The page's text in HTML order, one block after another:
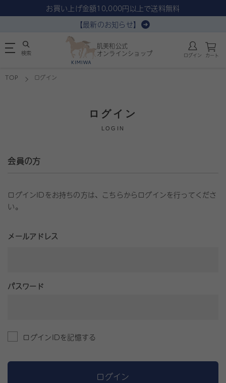
お買い上げ金額10,000円以上で送料無料
【最新のお知らせ】
肌美和公式
オンラインショップ
検索 ログイン カート
TOP ログイン
ログイン
LOGIN
会員の方
ログインIDをお持ちの方は、こちらからログインを行ってくださ
い。
メールアドレス
パスワード
ログインIDを記憶する
ログイン